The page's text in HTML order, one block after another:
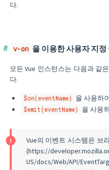
다.
v-on 을 이용한 사용자 지정
모든 Vue 인스턴스는 다음과 같은
다.
$on(eventName) 을 사용하
$emit(eventName) 을 사용
Vue의 이벤트 시스템은 브
(https://
US/docs/Web/API/